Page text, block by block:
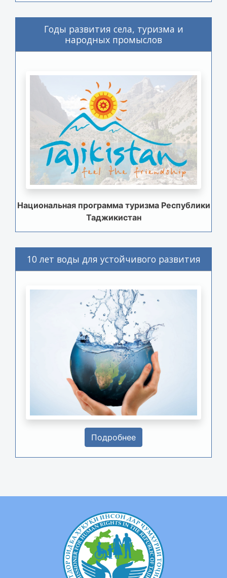
Годы развития села, туризма и
народных промыслов
Национальная программа туризма Республики
Таджикистан
10 лет воды для устойчивого развития
Подробнее